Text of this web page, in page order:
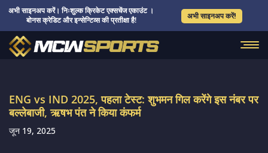
अभी साइनअप करें। निःशुल्क क्रिकेट एक्सचेंज एकाउंट ।
बोनस क्रेडिट और इन्सेन्टिव्स की प्रतीक्षा है!
अभी साइनअप करें!
ENG vs IND 2025, पहला टेस्ट: शुभमन गिल करेंगे इस नंबर पर
बल्लेबाजी, ऋषभ पंत ने किया कंफर्म
जून 19, 2025